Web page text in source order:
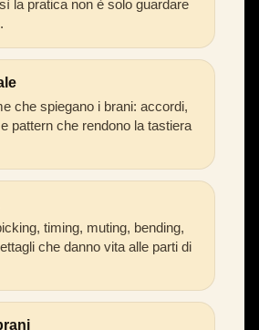
la pratica non è solo guardare
che spiegano i brani: accordi,
pattern che rendono la tastiera
timing, muting, bending,
che danno vita alle parti di